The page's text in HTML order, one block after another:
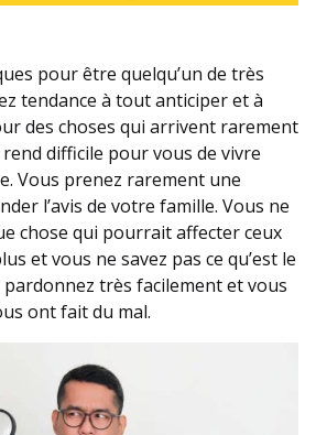
pour être quelqu’un de très
tendance à tout anticiper et à
des choses qui arrivent rarement
difficile pour vous de vivre
Vous prenez rarement une
l’avis de votre famille. Vous ne
chose qui pourrait affecter ceux
et vous ne savez pas ce qu’est le
très facilement et vous
ont fait du mal.